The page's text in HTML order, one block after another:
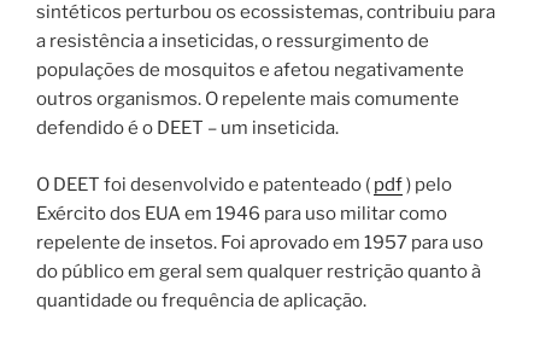
sintéticos perturbou os ecossistemas, contribuiu para
a resistência a inseticidas, o ressurgimento de
populações de mosquitos e afetou negativamente
outros organismos. O repelente mais comumente
defendido é o DEET – um inseticida.
O DEET foi desenvolvido e patenteado ( pdf) pelo
Exército dos EUA em 1946 para uso militar como
repelente de insetos. Foi aprovado em 1957 para uso
do público em geral sem qualquer restrição quanto à
quantidade ou frequência de aplicação.